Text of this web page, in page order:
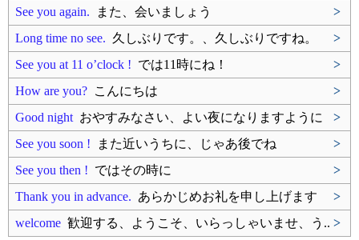
See you again. また、会いましょう
>
Long time no see. 久しぶりです。、久しぶりですね。
>
See you at 11 o’clock ! では11時にね！
>
How are you? こんにちは
>
Good night おやすみなさい、よい夜になりますように
>
See you soon ! また近いうちに、じゃあ後でね
>
See you then ! ではその時に
>
Thank you in advance. あらかじめお礼を申し上げます
>
welcome 歓迎する、ようこそ、いらっしゃいませ、う.. >